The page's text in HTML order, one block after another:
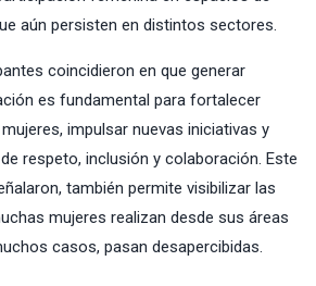
aún persisten en distintos sectores.
coincidieron en que generar
es fundamental para fortalecer
impulsar nuevas iniciativas y
respeto, inclusión y colaboración. Este
también permite visibilizar las
mujeres realizan desde sus áreas
casos, pasan desapercibidas.